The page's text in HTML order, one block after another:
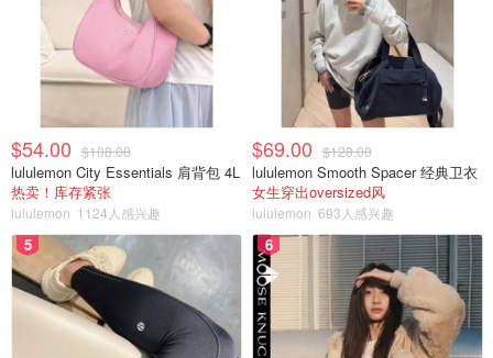
$54.00 $108.00
lululemon City Essentials 肩背包 4L
热卖！库存紧张
lululemon 1124人感兴趣
$69.00 $128.00
lululemon Smooth Spacer 经典卫衣
女生穿出oversized风
lululemon 693人感兴趣
5 6